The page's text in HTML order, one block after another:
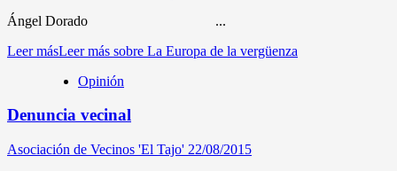
Ángel Dorado ...
Leer másLeer más sobre La Europa de la vergüenza
Opinión
Denuncia vecinal
Asociación de Vecinos 'El Tajo' 22/08/2015